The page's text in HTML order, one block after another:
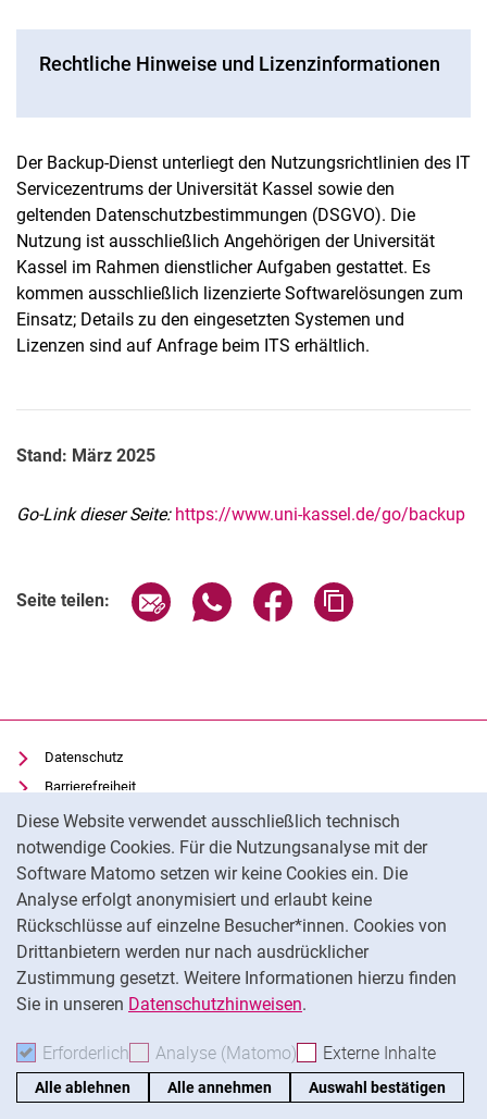
Diese Website verwendet ausschließlich technisch
notwendige Cookies. Für die Nutzungsanalyse mit der
Software Matomo setzen wir keine Cookies ein. Die
Analyse erfolgt anonymisiert und erlaubt keine
Rückschlüsse auf einzelne Besucher*innen. Cookies von
Drittanbietern werden nur nach ausdrücklicher
Zustimmung gesetzt. Weitere Informationen hierzu finden
Sie in unseren Datenschutzhinweisen.
Erforderlich Erforderliche Cookies akzeptieren
Analyse (Matomo) Analyse-Cookies
Externe Inhalte
Alle ablehnen Alle annehmen Auswahl bestätigen
Rechtliche Hinweise und Lizenzinformationen
Der Backup-Dienst unterliegt den Nutzungsrichtlinien des IT
Servicezentrums der Universität Kassel sowie den
geltenden Datenschutzbestimmungen (DSGVO). Die
Nutzung ist ausschließlich Angehörigen der Universität
Kassel im Rahmen dienstlicher Aufgaben gestattet. Es
kommen ausschließlich lizenzierte Softwarelösungen zum
Einsatz; Details zu den eingesetzten Systemen und
Lizenzen sind auf Anfrage beim ITS erhältlich.
Stand: März 2025
Go-Link dieser Seite: https://www.uni-kassel.de/go/backup
Seite teilen: Seite über E-Mail teilen
Seite über WhatsApp teilen
Seite über Facebook
Datenschutz
Barrierefreiheit
Transparenter KI-Einsatz
Impressum
IT-Benutzungsordnung
Cookie-Einstellungen
Externer Link: Universität Kassel auf
Facebook(öffnet neues Fenster)